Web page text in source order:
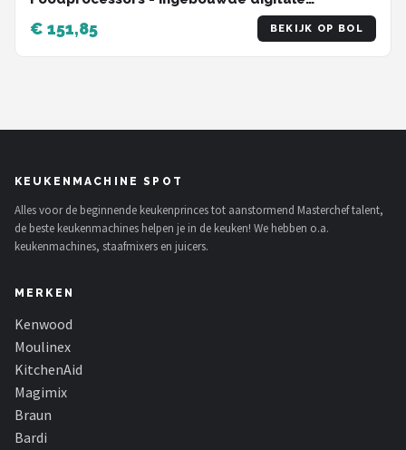
€ 151,85 BEKIJK OP BOL
KEUKENMACHINE SPOT
Alles voor de beginnende keukenprinces tot aanstormend Masterchef talent,
de beste keukenmachines helpen je in de keuken! We hebben o.a.
keukenmachines, staafmixers en juicers.
MERKEN
Kenwood
Moulinex
KitchenAid
Magimix
Braun
Bardi